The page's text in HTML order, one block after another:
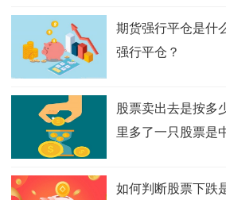
期货强行平仓是什
强行平仓？
股票卖出去是按多
里多了一只股票是
如何判断股票下跌